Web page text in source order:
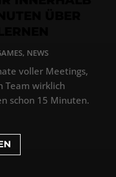
, NEWS
voller Meetings,
Team wirklich
schon 15 Minuten.